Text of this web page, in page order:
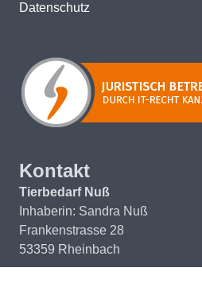
Datenschutz
Kontakt
Tierbedarf Nuß
Inhaberin: Sandra Nuß
Frankenstrasse 28
53359 Rheinbach